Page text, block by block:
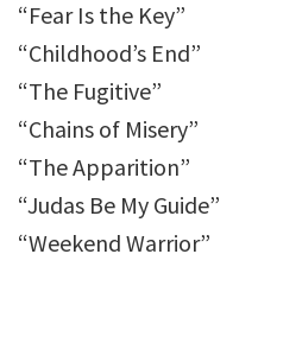
“Fear Is the Key”
“Childhood’s End”
“The Fugitive”
“Chains of Misery”
“The Apparition”
“Judas Be My Guide”
“Weekend Warrior”